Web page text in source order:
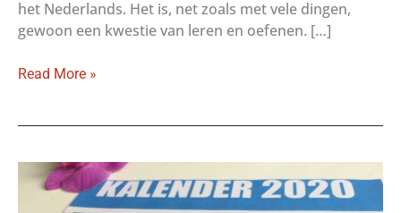
het Nederlands. Het is, net zoals met vele dingen,
gewoon een kwestie van leren en oefenen. […]
Klokkijken
jam
berapa
sekarang?
Read More »